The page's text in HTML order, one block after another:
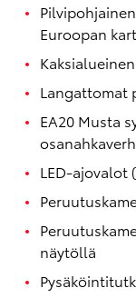
Euroopan
Langattomat
EA20 Musta
LED-ajovalot
näytöllä